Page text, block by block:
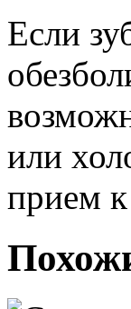
Если
или
прием к